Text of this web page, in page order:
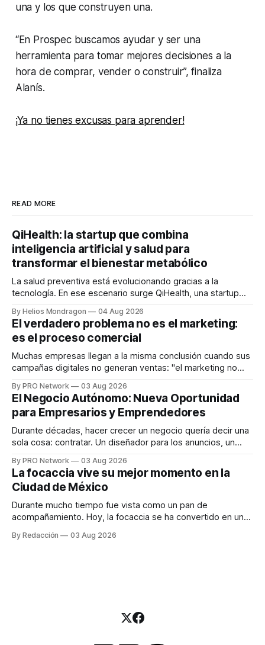
una y los que construyen una.
“En Prospec buscamos ayudar y ser una
herramienta para tomar mejores decisiones a la
hora de comprar, vender o construir”, finaliza
Alanís.
¡Ya no tienes excusas para aprender!
READ MORE
QiHealth: la startup que combina
inteligencia artificial y salud para
transformar el bienestar metabólico
La salud preventiva está evolucionando gracias a la
tecnología. En ese escenario surge QiHealth, una startup
dispositivos inteligentes, inteligencia artificial y monitoreo
en tiempo real para ayudar a las personas a tomar mejores
decisiones sobre su salud metabólica. Su propuesta busca
responder
By Helios Mondragon 04 Aug 2026
El verdadero problema no es el marketing:
es el proceso comercial
Muchas empresas llegan a la misma conclusión cuando sus
campañas digitales no generan ventas: "el marketing no
INTERIUS, el problema suele estar en otro lugar. Durante
una entrevista para el podcast SER PRO, el especialista en
marketing digital explicó que
By PRO Network 03 Aug 2026
El Negocio Autónomo: Nueva Oportunidad
para Empresarios y Emprendedores
Durante décadas, hacer crecer un negocio quería decir una
sola cosa: contratar. Un diseñador para los anuncios, un
para los textos, alguien que supiera de publicidad digital
para encontrar prospectos, un vendedor para atender
llamadas y mensajes, y —con suerte— una persona
By PRO Network 03 Aug 2026
La focaccia vive su mejor momento en la
Ciudad de México
Durante mucho tiempo fue vista como un pan de
acompañamiento. Hoy, la focaccia se ha convertido en uno
artesanal, ingredientes de calidad y experiencias que
By Redacción 03 Aug 2026